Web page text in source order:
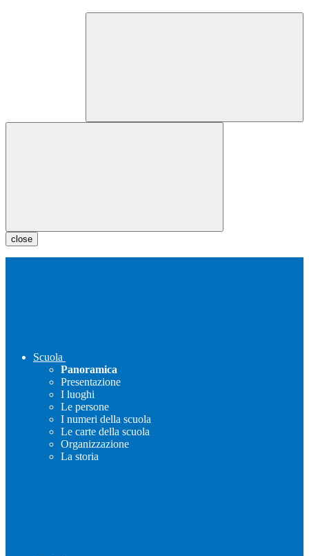
close
Scuola
Panoramica
Presentazione
I luoghi
Le persone
I numeri della scuola
Le carte della scuola
Organizzazione
La storia